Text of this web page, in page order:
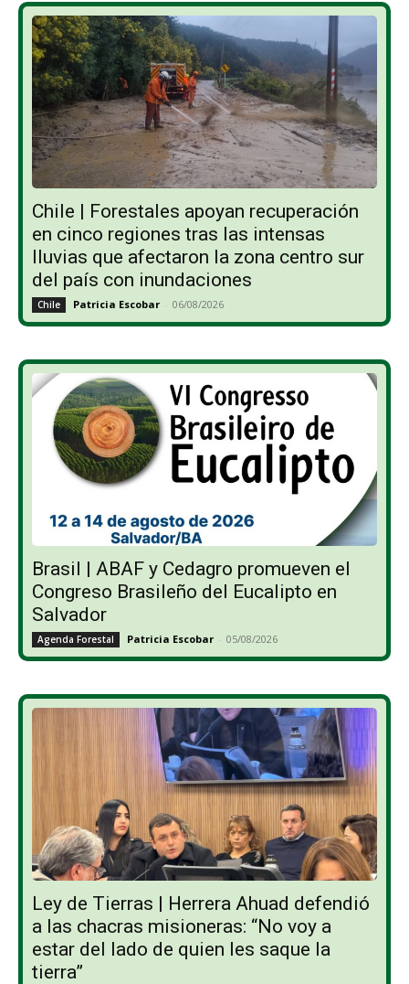
Chile | Forestales apoyan recuperación
en cinco regiones tras las intensas
lluvias que afectaron la zona centro sur
del país con inundaciones
Chile Patricia Escobar - 06/08/2026
Brasil | ABAF y Cedagro promueven el
Congreso Brasileño del Eucalipto en
Salvador
Agenda Forestal Patricia Escobar - 05/08/2026
Ley de Tierras | Herrera Ahuad defendió
a las chacras misioneras: “No voy a
estar del lado de quien les saque la
tierra”